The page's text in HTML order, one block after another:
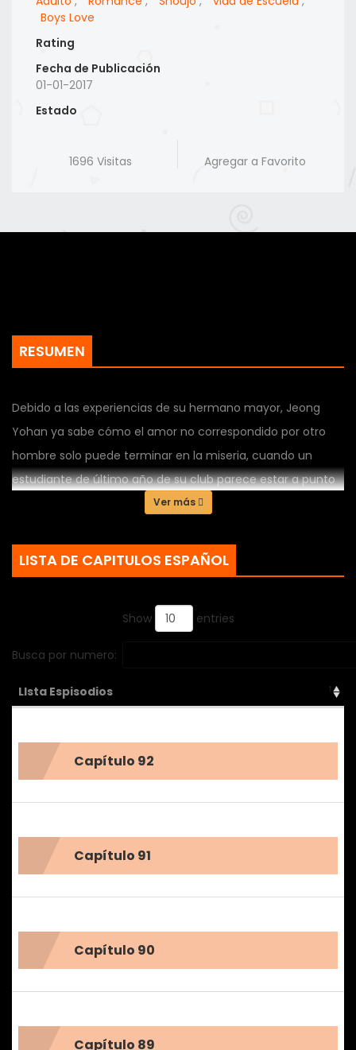
Boys Love
Rating
Fecha de Publicación
01-01-2017
Estado
1696 Visitas Agregar a Favorito
RESUMEN
Debido a las experiencias de su hermano mayor, Jeong
Yohan ya sabe cómo el amor no correspondido por otro
hombre solo puede terminar en la miseria, cuando un
estudiante de último año de su club parece estar a punto
de sufrir el mismo destino, Yohan interviene para ayudarlo
Ver más
LISTA DE CAPITULOS ESPAÑOL
Show entries
Busca por numero:
LIsta Espisodios
Capítulo 92
Capítulo 91
Capítulo 90
Capítulo 89